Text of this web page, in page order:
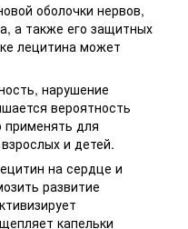
оболочки нервов,
а также его защитных
лецитина может
нарушение
вероятность
для
и детей.
на сердце и
развитие
капельки